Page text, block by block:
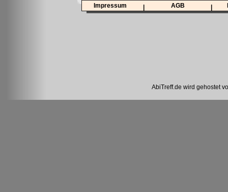
Impressum AGB
AbiTreff.de wird gehostet